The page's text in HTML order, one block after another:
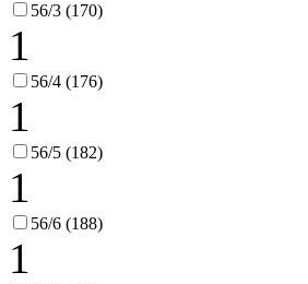
56/3 (170)
1
56/4 (176)
1
56/5 (182)
1
56/6 (188)
1